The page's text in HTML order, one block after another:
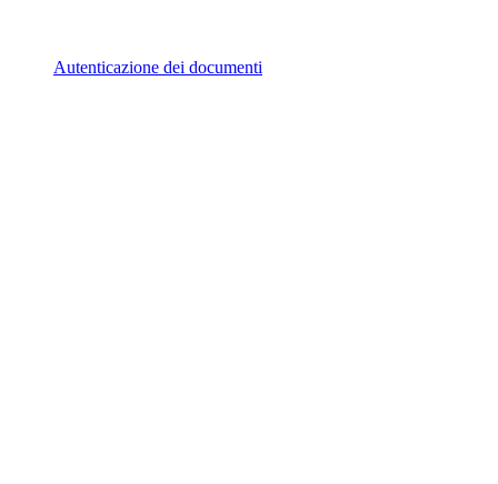
Autenticazione dei documenti